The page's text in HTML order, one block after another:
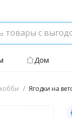
Дом
Ягодки на